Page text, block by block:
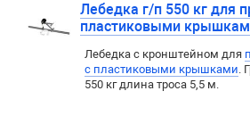
Лебедка г/п 550 кг для
пластиковыми
Лебедка c кронштейном для
с пластиковыми крышками.
550 кг длина троса 5,5 м.